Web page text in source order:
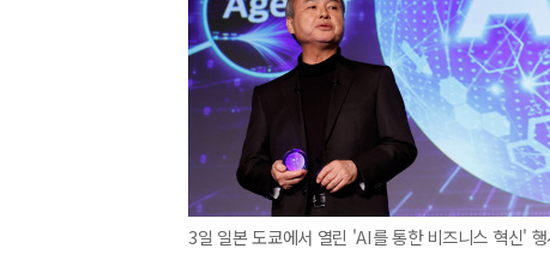
3일 일본 도쿄에서 열린 'AI를 통한 비즈니스 혁신'